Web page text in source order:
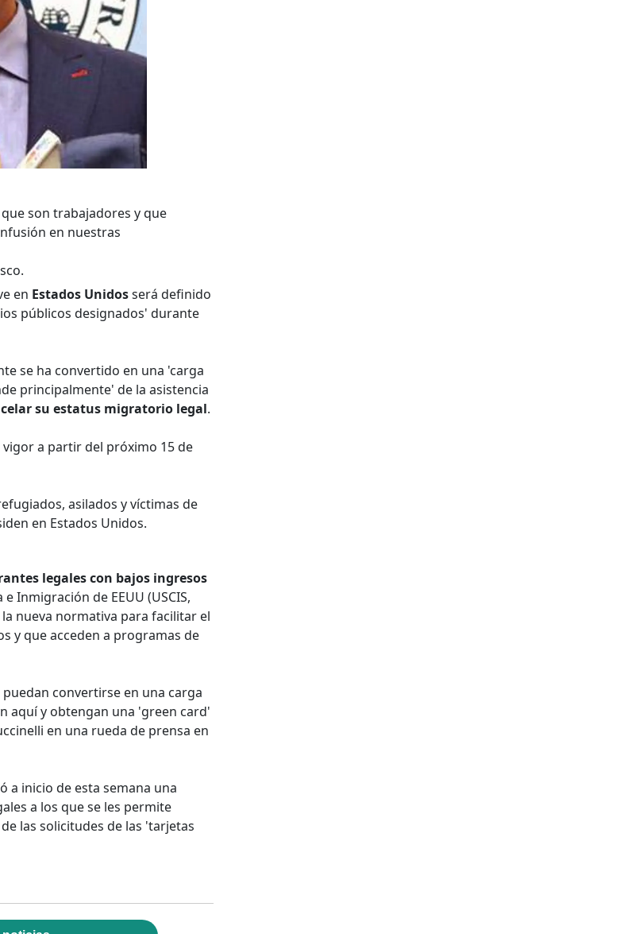
son trabajadores y que
en nuestras
en Estados Unidosserá definido
públicos designados' durante
se ha convertido en una 'carga
principalmente' de la asistencia
su estatus migratorio legal.
a partir del próximo 15 de
asilados y víctimas de
en Estados Unidos.
legales con bajos ingresos
Inmigración de EEUU (USCIS,
nueva normativa para facilitar el
y que acceden a programas de
convertirse en una carga
aquí y obtengan una 'green card'
en una rueda de prensa en
a inicio de esta semana una
a los que se les permite
las solicitudes de las 'tarjetas